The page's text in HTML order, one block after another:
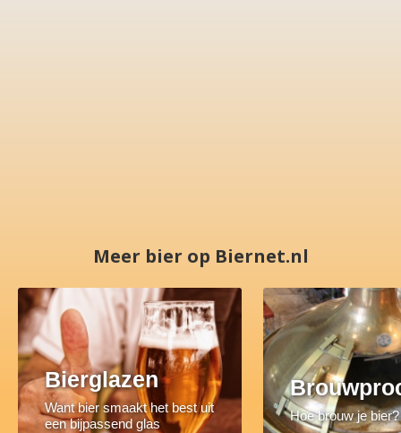
Meer bier op Biernet.nl
Bierglazen
Want bier smaakt het best uit
een bijpassend glas
Hoe brouw je bier?